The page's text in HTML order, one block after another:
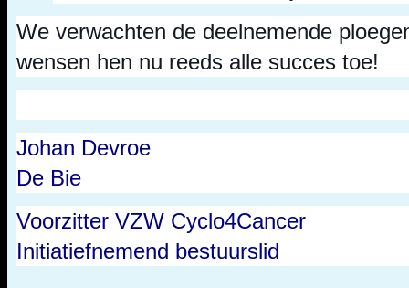
We verwachten de deelnemende
wensen hen nu reeds alle succes toe!
Johan
De Bie
Voorzitter VZW
Initiatiefnemend bestuurslid